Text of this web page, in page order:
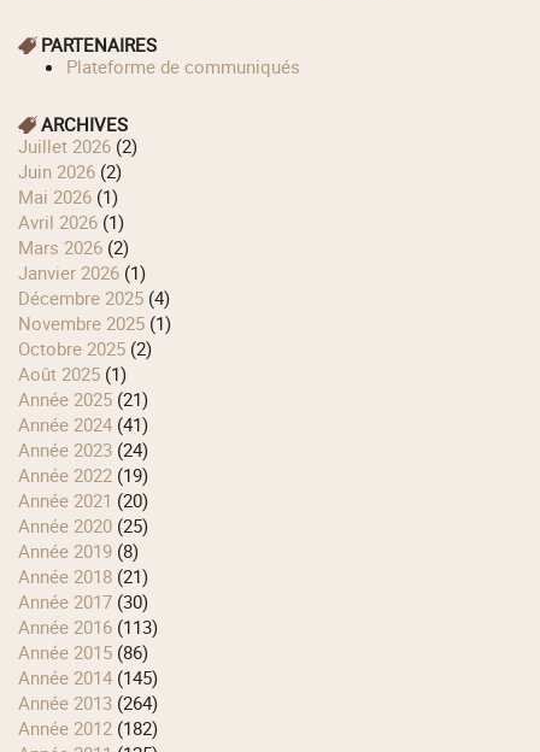
PARTENAIRES
Plateforme de communiqués
ARCHIVES
juillet 2026 (2)
juin 2026 (2)
mai 2026 (1)
avril 2026 (1)
mars 2026 (2)
janvier 2026 (1)
décembre 2025 (4)
novembre 2025 (1)
octobre 2025 (2)
août 2025 (1)
année 2025 (21)
année 2024 (41)
année 2023 (24)
année 2022 (19)
année 2021 (20)
année 2020 (25)
année 2019 (8)
année 2018 (21)
année 2017 (30)
année 2016 (113)
année 2015 (86)
année 2014 (145)
année 2013 (264)
année 2012 (182)